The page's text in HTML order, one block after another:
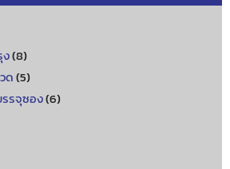
(8)
ด(5)
รรจุซอง(6)